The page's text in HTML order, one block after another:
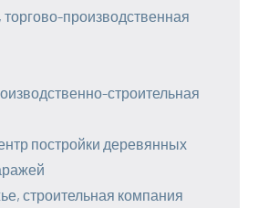
производственная
строительная
постройки деревянных
строительная компания